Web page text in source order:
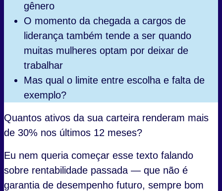
gênero
O momento da chegada a cargos de
liderança também tende a ser quando
muitas mulheres optam por deixar de
trabalhar
Mas qual o limite entre escolha e falta de
exemplo?
Quantos ativos da sua carteira renderam mais
de 30% nos últimos 12 meses?
Eu nem queria começar esse texto falando
sobre rentabilidade passada — que não é
garantia de desempenho futuro, sempre bom